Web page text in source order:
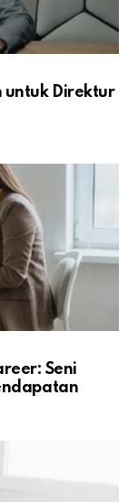
untuk Direktur
Seni